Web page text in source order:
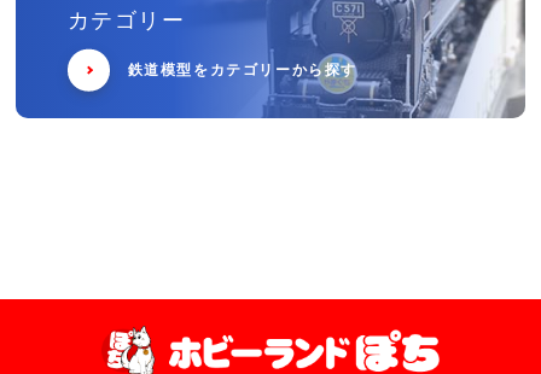
カテゴリー
鉄道模型をカテゴリーから探す